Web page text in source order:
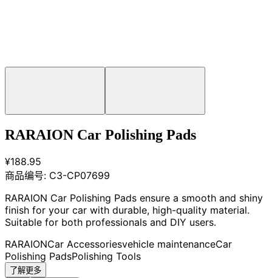
RARAION Car Polishing Pads
¥188.95
商品编号: C3-CP07699
RARAION Car Polishing Pads ensure a smooth and shiny
finish for your car with durable, high-quality material.
Suitable for both professionals and DIY users.
RARAIONCar Accessoriesvehicle maintenanceCar
Polishing PadsPolishing Tools
了解更多